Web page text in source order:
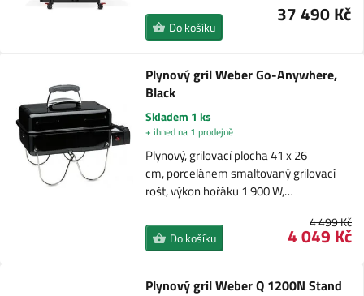
37 490 Kč
Do košíku
Plynový gril Weber Go-Anywhere,
Black
Skladem 1 ks
+ ihned na 1 prodejně
Plynový, grilovací plocha 41 x 26
cm, porcelánem smaltovaný grilovací
rošt, výkon hořáku 1 900 W,…
4 499 Kč
4 049 Kč
Do košíku
Plynový gril Weber Q 1200N Stand